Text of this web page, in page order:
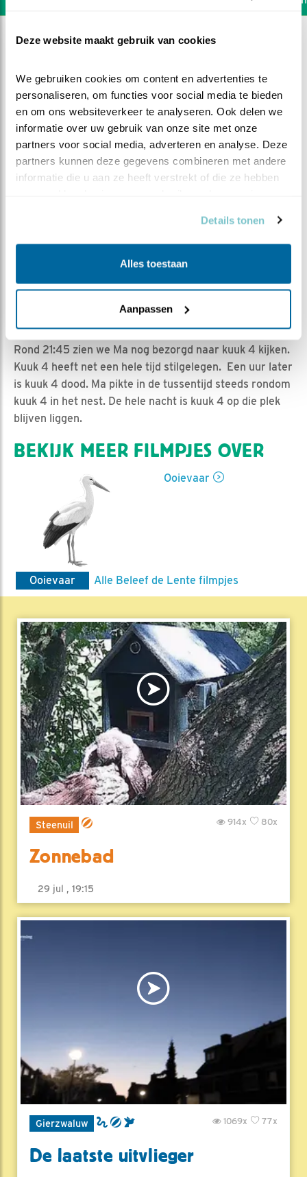
Deze website maakt gebruik van cookies
We gebruiken cookies om content en advertenties te
personaliseren, om functies voor social media te bieden
en om ons websiteverkeer te analyseren. Ook delen we
informatie over uw gebruik van onze site met onze
partners voor social media, adverteren en analyse. Deze
partners kunnen deze gegevens combineren met andere
informatie die u aan ze heeft verstrekt of die ze hebben
Details tonen
Alles toestaan
Aanpassen
Ook kuuk 4 redt het niet
Jan-Willem BDL | Geplaatst op 12 mei 2019, 7:22 |
Vind ik leuk| Bewaar dit filmpje|
1019x
Rond 21:45 zien we Ma nog bezorgd naar kuuk 4 kijken.
Kuuk 4 heeft net een hele tijd stilgelegen. Een uur later
is kuuk 4 dood. Ma pikte in de tussentijd steeds rondom
kuuk 4 in het nest. De hele nacht is kuuk 4 op die plek
blijven liggen.
BEKIJK MEER FILMPJES OVER
Ooievaar
Ooievaar Alle Beleef de Lente filmpjes
Steenuil 80x
914x
Zonnebad
29 jul , 19:15
Gierzwaluw 77x
1069x
De laatste uitvlieger